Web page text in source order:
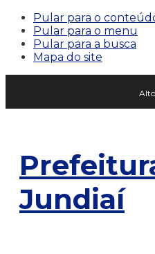
Pular para o
Pular para o menu
Pular para a busca
Mapa do site
Jundiaí